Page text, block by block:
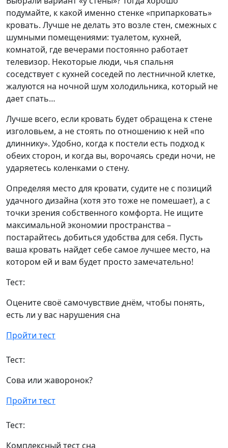
подумайте, к какой именно стенке «припарковать»
кровать. Лучше не делать это возле стен, смежных с
шумными помещениями: туалетом, кухней,
комнатой, где вечерами постоянно работает
телевизор. Некоторые люди, чья спальня
соседствует с кухней соседей по лестничной клетке,
жалуются на ночной шум холодильника, который не
дает спать…
Лучше всего, если кровать будет обращена к стене
изголовьем, а не стоять по отношению к ней «по
длиннику». Удобно, когда к постели есть подход к
обеих сторон, и когда вы, ворочаясь среди ночи, не
ударяетесь коленками о стену.
Определяя место для кровати, судите не с позиций
удачного дизайна (хотя это тоже не помешает), а с
точки зрения собственного комфорта. Не ищите
максимальной экономии пространства –
постарайтесь добиться удобства для себя. Пусть
ваша кровать найдет себе самое лучшее место, на
котором ей и вам будет просто замечательно!
Тест:
Оцените своё самочувствие днём, чтобы понять,
есть ли у вас нарушения сна
Пройти тест
Тест:
Сова или жаворонок?
Пройти тест
Тест:
Комплексный тест сна